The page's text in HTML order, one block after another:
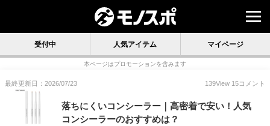
受付中 人気アイテム マイページ
本ページはプロモーションを含みます
最終更新日：2026/07/23 139View 15コメント
落ちにくいコンシーラー｜高密着で安い！人気
コンシーラーのおすすめは？